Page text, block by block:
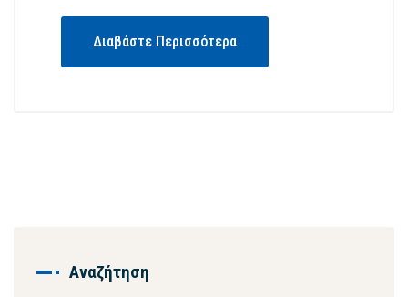
Διαβάστε Περισσότερα
Αναζήτηση